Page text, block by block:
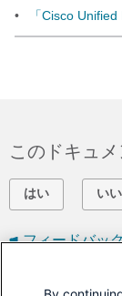
• 「Cisco
このドキュ
はい い
フィードバッ